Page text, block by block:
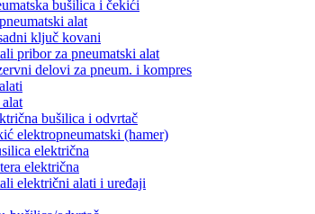
bušilica i čekići
alat
ključ kovani
pribor za pneumatski alat
delovi za pneum. i kompres
bušilica i odvrtač
elektropneumatski (hamer)
električna
električna
električni alati i uređaji